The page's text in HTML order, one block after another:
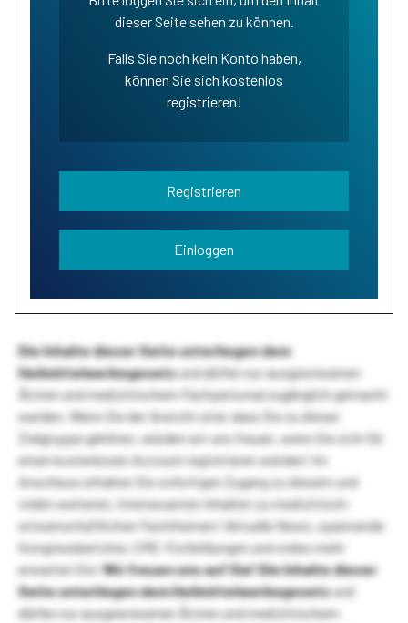
dieser Seite sehen zu können.
Falls Sie noch kein Konto haben,
können Sie sich kostenlos
registrieren!
Registrieren
Einloggen
Die Inhalte dieser Seite unterliegen dem
Heilmittelwerbegesetzund dürfen nur ausgewiesenen
Ärzten und medizinischem Fachpersonal zugänglich gemacht
werden. Wenn Sie der Ansicht sind, dass Sie zu dieser
Zielgruppe gehören, würden wir uns freuen, wenn Sie sich für
einen kostenlosen Account registrieren würden! Im
Anschluss erhalten Sie sofortigen Zugang zu diesem und
vielen weiteren, interessanten Inhalten zu medizinisch-
wissenschaftlichen Fachthemen! Aktuelle News, spannende
Kongressberichte, CME-Fortbildungen und vieles mehr
erwarten Sie!Wir freuen uns auf Sie!Die Inhalte dieser
Seite unterliegen dem Heilmittelwerbegesetzund
dürfen nur ausgewiesenen Ärzten und medizinischem